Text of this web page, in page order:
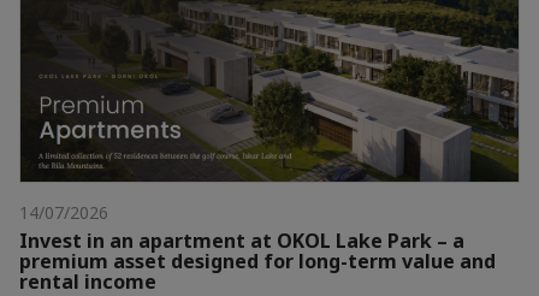
14/07/2026
Invest in an apartment at OKOL Lake Park – a
premium asset designed for long-term value and
rental income